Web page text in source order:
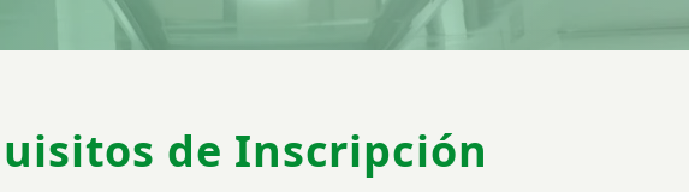
de Inscripción